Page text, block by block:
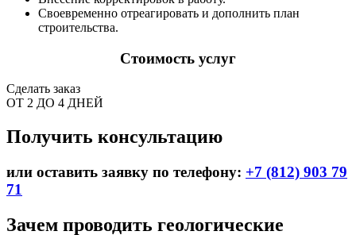
Своевременно отреагировать и дополнить план
строительства.
Стоимость услуг
Сделать заказ
ОТ 2 ДО 4 ДНЕЙ
Получить консультацию
или оставить заявку по телефону: +7 (812) 903 79
71
Зачем проводить геологические